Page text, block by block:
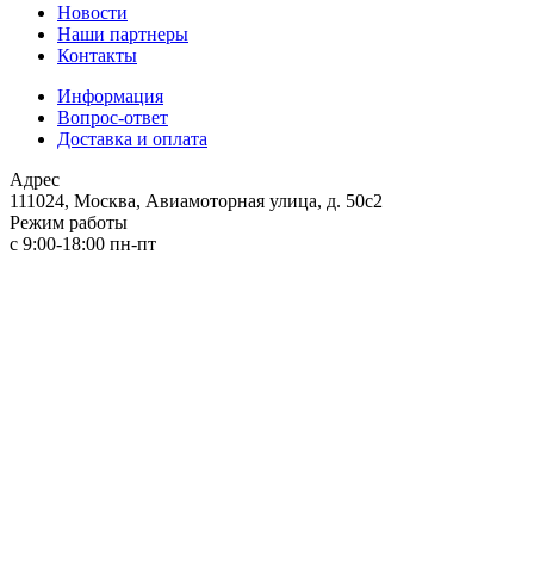
Новости
Наши партнеры
Контакты
Информация
Вопрос-ответ
Доставка и оплата
Адрес
111024, Москва, Авиамоторная улица, д. 50с2
Режим работы
с 9:00-18:00 пн-пт